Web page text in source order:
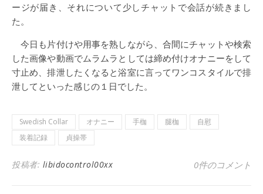
ージが届き、それについて少しチャットで会話が続きまし
た。
今日も片付けや用事を熟しながら、合間にチャットや検索
した画像や動画でムラムラとしては締め付けオナニーをして
寸止め、排泄したくなると浴室に言ってワンコスタイルで排
泄してといった感じの１日でした。
Swedish Collar オナニー 手枷 腿枷
自慰
装着記録
貞操帯
投稿者: libidocontrol00xx 0件のコメント